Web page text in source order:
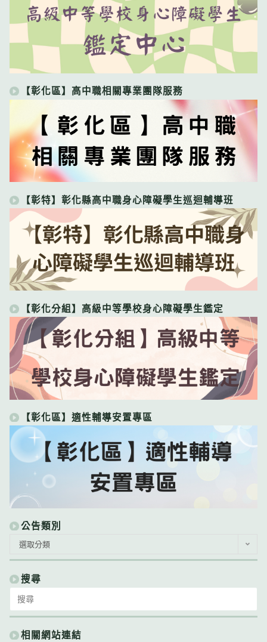
【彰化區】高中職相關專業團隊服務
【彰特】彰化縣高中職身心障礙學生巡迴輔導班
【彰化分組】高級中等學校身心障礙學生鑑定
【彰化區】適性輔導安置專區
公告類別
類
別
選取分類
搜尋
for:
相關網站連結